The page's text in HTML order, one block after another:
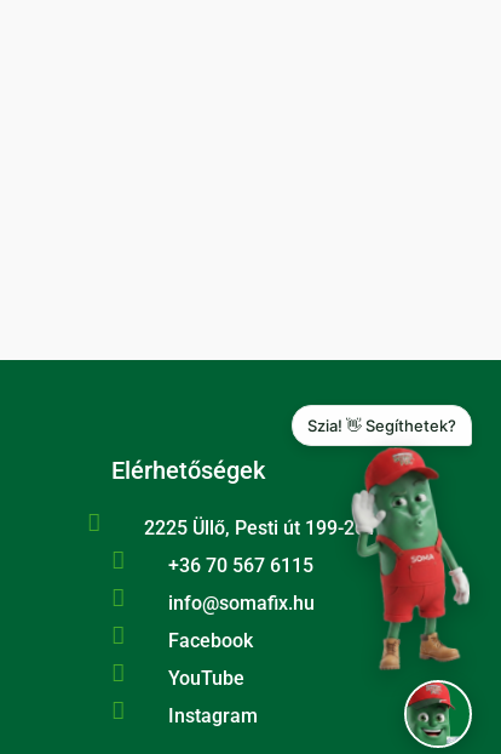
Elérhetőségek
 2225 Üllő, Pesti út 199-201.
 +36 70 567 6115​​
 info@somafix.hu
 Facebook
 YouTube
 Instagram
Szia! 👋 Segíthetek?